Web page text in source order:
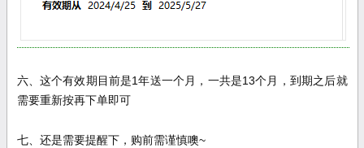
六、这个有效期目前是1年送一个月，一共是13个月，到期之后就
需要重新按再下单即可
七、还是需要提醒下，购前需谨慎噢~